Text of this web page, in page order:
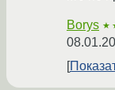
Borys